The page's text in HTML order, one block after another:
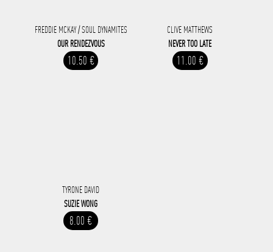
FREDDIE MCKAY / SOUL DYNAMITES
OUR RENDEZVOUS
10.50 €
CLIVE MATTHEWS
NEVER TOO LATE
11.00 €
TYRONE DAVID
SUZIE WONG
8.00 €